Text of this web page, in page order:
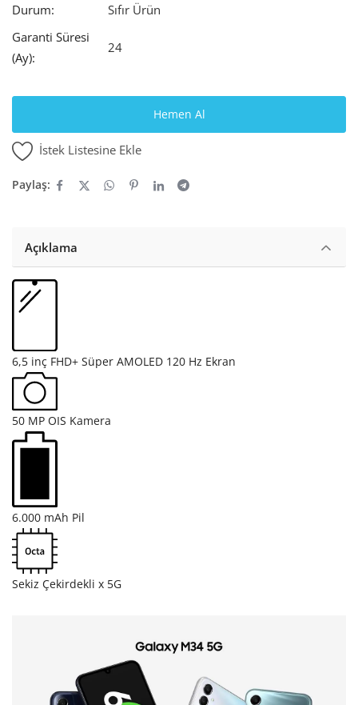
Durum:
Sıfır Ürün
Garanti Süresi
(Ay):
24
Hemen Al
İstek Listesine Ekle
Paylaş:
Açıklama
6,5 inç FHD+ Süper AMOLED 120 Hz Ekran
50 MP OIS Kamera
6.000 mAh Pil
Sekiz Çekirdekli x 5G